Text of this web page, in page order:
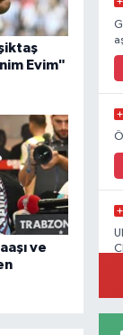
Evim"
ve